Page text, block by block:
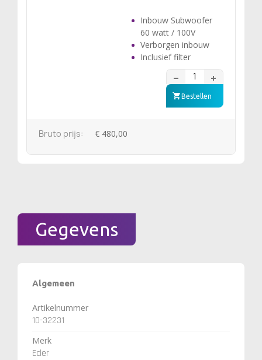
Inbouw Subwoofer
60 watt / 100V
Verborgen inbouw
Inclusief filter
Bestellen
Bruto prijs: € 480,00
Gegevens
Algemeen
Artikelnummer
10-32231
Merk
Ecler